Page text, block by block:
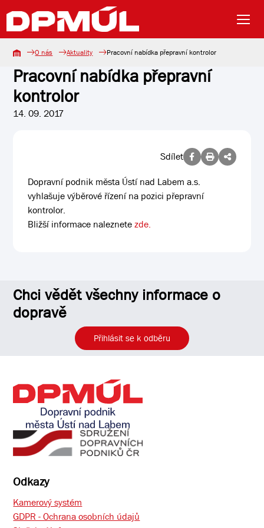
O nás Aktuality Pracovní nabídka přepravní kontrolor
Pracovní nabídka přepravní
kontrolor
14. 09. 2017
Sdílet
Dopravní podnik města Ústí nad Labem a.s.
vyhlašuje výběrové řízení na pozici přepravní
kontrolor.
Bližší informace naleznetezde.
Chci vědět všechny informace o
dopravě
Přihlásit se k odběru
Odkazy
Kamerový systém
GDPR - Ochrana osobních údajů